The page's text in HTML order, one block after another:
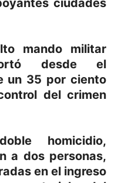
ciudades
mando militar
desde el
un 35 por ciento
del crimen
homicidio,
a dos personas,
en el ingreso